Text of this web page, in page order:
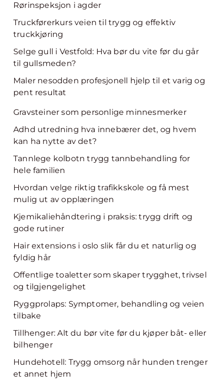
Rørinspeksjon i agder
Truckførerkurs veien til trygg og effektiv
truckkjøring
Selge gull i Vestfold: Hva bør du vite før du går
til gullsmeden?
Maler nesodden profesjonell hjelp til et varig og
pent resultat
Gravsteiner som personlige minnesmerker
Adhd utredning hva innebærer det, og hvem
kan ha nytte av det?
Tannlege kolbotn trygg tannbehandling for
hele familien
Hvordan velge riktig trafikkskole og få mest
mulig ut av opplæringen
Kjemikaliehåndtering i praksis: trygg drift og
gode rutiner
Hair extensions i oslo slik får du et naturlig og
fyldig hår
Offentlige toaletter som skaper trygghet, trivsel
og tilgjengelighet
Ryggprolaps: Symptomer, behandling og veien
tilbake
Tillhenger: Alt du bør vite før du kjøper båt- eller
bilhenger
Hundehotell: Trygg omsorg når hunden trenger
et annet hjem